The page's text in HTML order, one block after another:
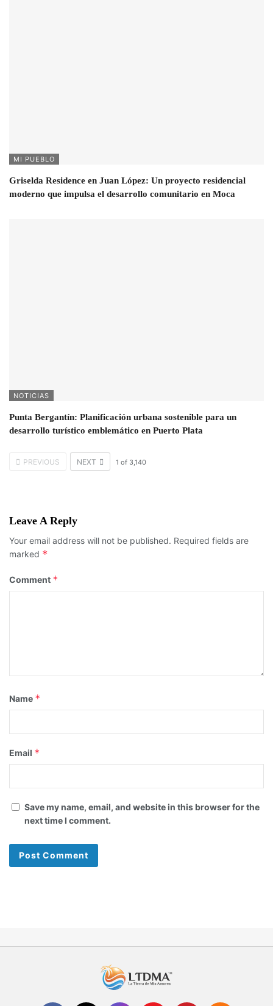
MI PUEBLO
Griselda Residence en Juan López: Un proyecto residencial
moderno que impulsa el desarrollo comunitario en Moca
NOTICIAS
Punta Bergantín: Planificación urbana sostenible para un
desarrollo turístico emblemático en Puerto Plata
PREVIOUS NEXT 1 of 3,140
Leave A Reply
Your email address will not be published. Required fields are
marked *
Comment *
Name *
Email *
Save my name, email, and website in this browser for the
next time I comment.